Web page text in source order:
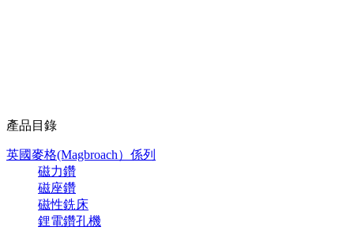
產品目錄
英國麥格(Magbroach）係列
磁力鑽
磁座鑽
磁性銑床
鋰電鑽孔機